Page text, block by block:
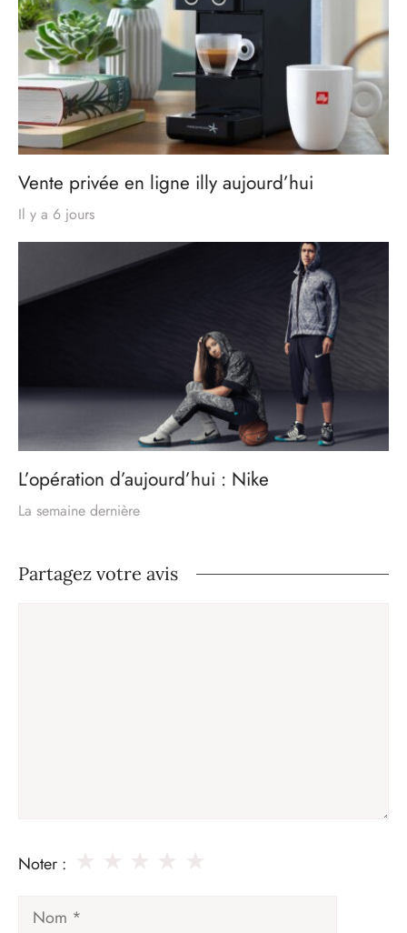
Vente privée en ligne illy aujourd’hui
Il y a 6 jours
L’opération d’aujourd’hui : Nike
La semaine dernière
Partagez votre avis
Noter :
Nom